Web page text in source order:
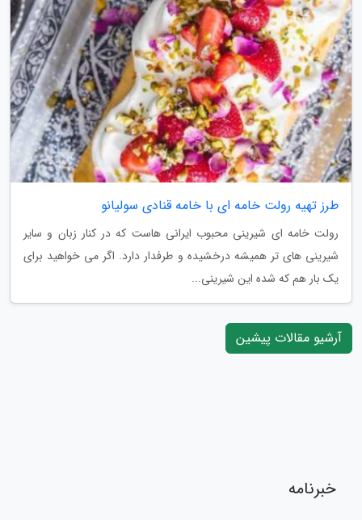
طرز تهیه رولت خامه ای با خامه قنادی سولیانو
رولت خامه ای شیرینی محبوب ایرانی هاست که در کنار زبان و سایر
شیرینی های تر همیشه درخشیده و طرفدار دارد. اگر می خواهید برای
یک بار هم که شده این شیرینی...
آرشیو مقالات پیشین
خبرنامه